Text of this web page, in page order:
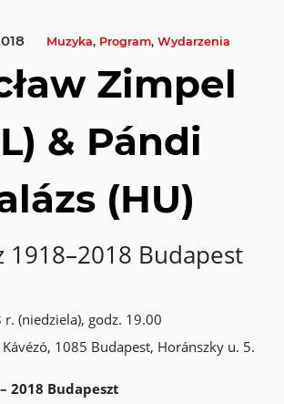
Muzyka, Program, Wydarzenia
Zimpel
& Pándi
(HU)
1918–2018 Budapest
(niedziela), godz. 19.00
1085 Budapest, Horánszky u. 5.
2018 Budapeszt